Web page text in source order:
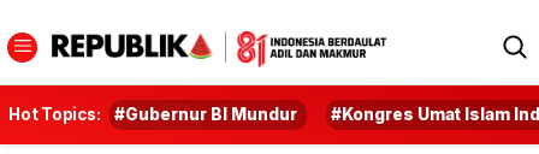
Hot Topics: #Gubernur BI Mundur #Kongres Umat Islam